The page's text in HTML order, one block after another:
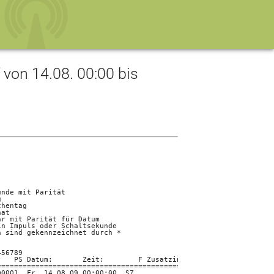
14.08. 00:00 bis